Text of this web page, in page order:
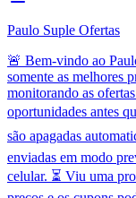
Paulo Suple Ofertas
🚨 Bem-vindo ao
somente as melhores
monitorando as
oportunidades antes
são apagadas
enviadas em modo
celular. ⏳ Viu uma